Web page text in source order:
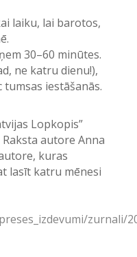
laiku, lai barotos,
30–60 minūtes.
ne katru dienu!),
iestāšanās.
Lopkopis”
autore Anna
kuras
lasīt katru mēnesi
zurnali/